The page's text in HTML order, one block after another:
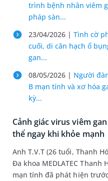
trình bệnh nhân viêm
pháp sàn...
23/04/2026 | Tình cờ
cuối, di căn hạch ổ
gan...
08/05/2026 | Người
B mạn tính và xơ hóa
kỳ...
Cảnh giác virus viêm
thể ngay khi khỏe mạnh
Anh T.V.T (26 tuổi, Thanh
Đa khoa MEDLATEC Thanh
mạn tính đã phát hiện